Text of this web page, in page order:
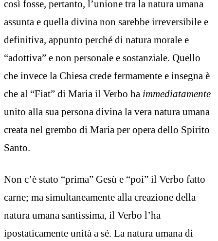
così fosse, pertanto, l’unione tra la natura umana
assunta e quella divina non sarebbe irreversibile e
definitiva, appunto perché di natura morale e
“adottiva” e non personale e sostanziale. Quello
che invece la Chiesa crede fermamente e insegna è
che al “Fiat” di Maria il Verbo ha immediatamente
unito alla sua persona divina la vera natura umana
creata nel grembo di Maria per opera dello Spirito
Santo.
Non c’è stato “prima” Gesù e “poi” il Verbo fatto
carne; ma simultaneamente alla creazione della
natura umana santissima, il Verbo l’ha
ipostaticamente unità a sé. La natura umana di